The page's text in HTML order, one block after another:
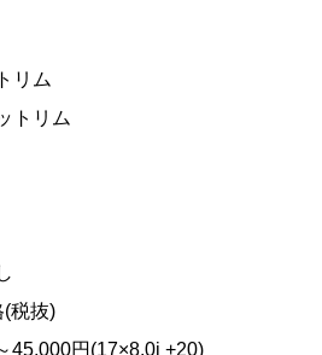
リム
トリム
(税抜)
45,000円(17×8.0j +20)